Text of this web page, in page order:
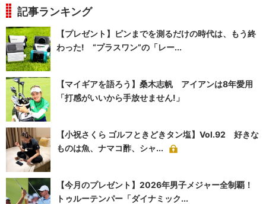
記事ランキング
【プレゼント】ピンまでを測るだけの時代は、もう終
わった! “プラスワン”の「レー...
【マイギアを語ろう】桑木志帆 アイアンは8年愛用
「打感がいいから手放せません!」
【小祝さくら ゴルフときどきタン塩】Vol.92 好きな
ものは魚、ナマコ酢、シャ...
【今月のプレゼント】2026年男子メジャー全制覇！
トゥルーテンパー「ダイナミック...